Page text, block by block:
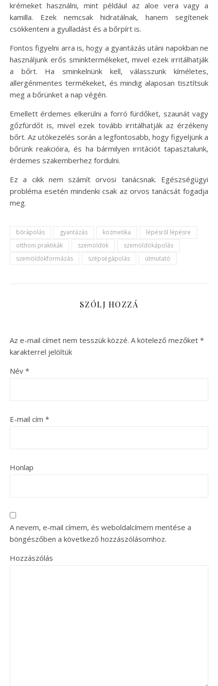
krémeket használni, mint például az aloe vera vagy a
kamilla. Ezek nemcsak hidratálnak, hanem segítenek
csökkenteni a gyulladást és a bőrpírt is.
Fontos figyelni arra is, hogy a gyantázás utáni napokban ne
használjunk erős sminktermékeket, mivel ezek irritálhatják
a bőrt. Ha sminkelnünk kell, válasszunk kíméletes,
allergénmentes termékeket, és mindig alaposan tisztítsuk
meg a bőrünket a nap végén.
Emellett érdemes elkerülni a forró fürdőket, szaunát vagy
gőzfürdőt is, mivel ezek tovább irritálhatják az érzékeny
bőrt. Az utókezelés során a legfontosabb, hogy figyeljünk a
bőrünk reakcióira, és ha bármilyen irritációt tapasztalunk,
érdemes szakemberhez fordulni.
Ez a cikk nem számít orvosi tanácsnak. Egészségügyi
probléma esetén mindenki csak az orvos tanácsát fogadja
meg.
bőrápolás gyantázás kozmetika
lépésről lépésre
otthoni praktikák
szemöldök
szemöldökápolás
szemöldökformázás
szépségápolás útmutató
SZÓLJ HOZZÁ
Az e-mail címet nem tesszük közzé. A kötelező mezőket *
karakterrel jelöltük
Név *
E-mail cím *
Honlap
A nevem, e-mail címem, és weboldalcímem mentése a
böngészőben a következő hozzászólásomhoz.
Hozzászólás